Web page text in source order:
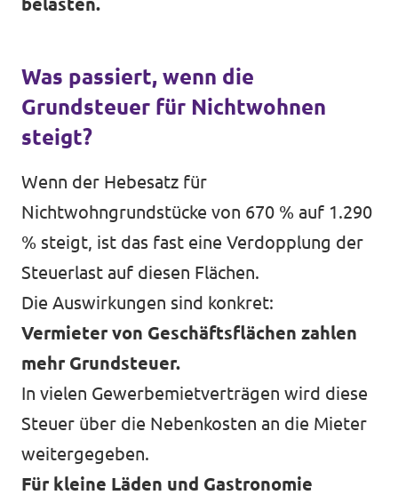
Was passiert, wenn die
Grundsteuer für Nichtwohnen
steigt?
Wenn der Hebesatz für
Nichtwohngrundstücke von 670 % auf 1.290
% steigt, ist das fast eine Verdopplung der
Steuerlast auf diesen Flächen.
Die Auswirkungen sind konkret:
Vermieter von Geschäftsflächen zahlen
mehr Grundsteuer.
In vielen Gewerbemietverträgen wird diese
Steuer über die Nebenkosten an die Mieter
weitergegeben.
Für kleine Läden und Gastronomie